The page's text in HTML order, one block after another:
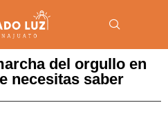
del orgullo en
necesitas saber